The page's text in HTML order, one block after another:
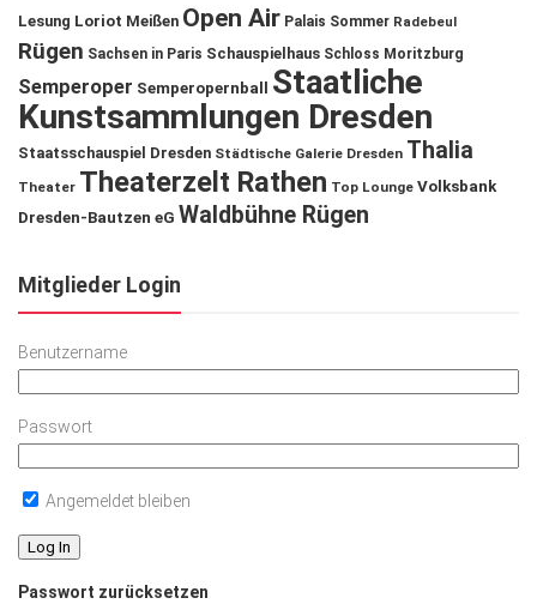
Lesung Loriot Meißen Open Air Palais Sommer Radebeul
Rügen Sachsen in Paris Schauspielhaus Schloss Moritzburg
Semperoper Semperopernball
Staatliche
Kunstsammlungen Dresden
Staatsschauspiel Dresden Städtische Galerie Dresden Thalia
Theater Theaterzelt Rathen Top Lounge Volksbank
Dresden-Bautzen eG Waldbühne Rügen
Mitglieder Login
Benutzername
Passwort
Angemeldet bleiben
Passwort zurücksetzen